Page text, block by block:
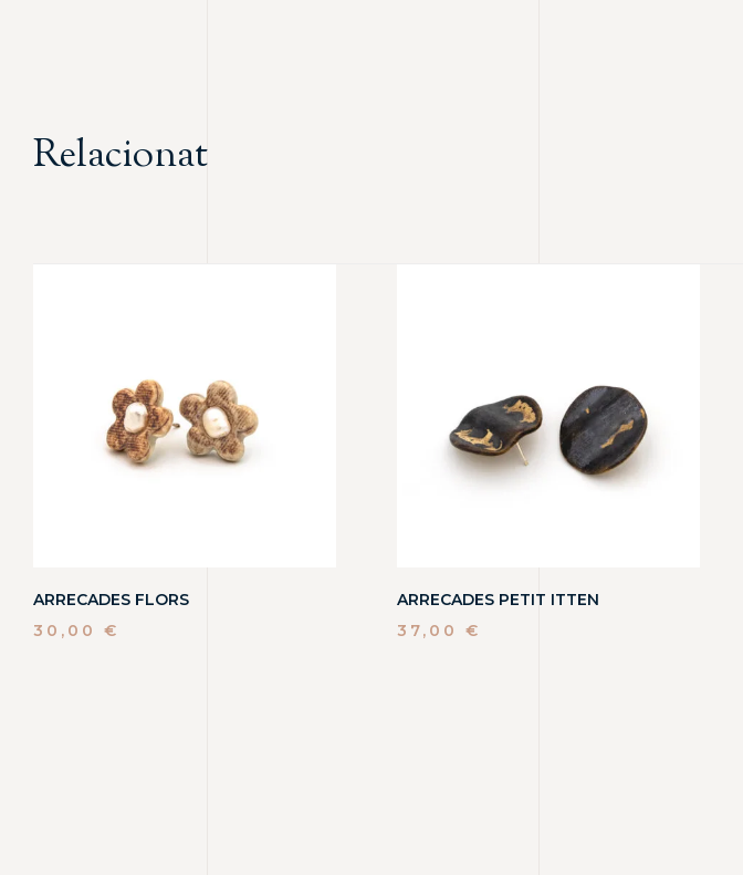
Relacionat
ARRECADES FLORS
30,00 €
ARRECADES PETIT ITTEN
37,00 €